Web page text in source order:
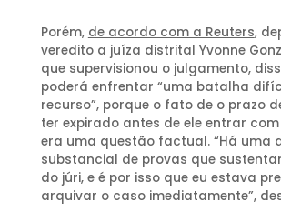
Porém, de acordo com a Reuters,
veredito a juíza distrital Yvonne
que supervisionou o julgamento,
poderá enfrentar “uma batalha
recurso”, porque o fato de o prazo
ter expirado antes de ele entrar
era uma questão factual. “Há uma
substancial de provas que
do júri, e é por isso que eu estava
arquivar o caso imediatamente”,